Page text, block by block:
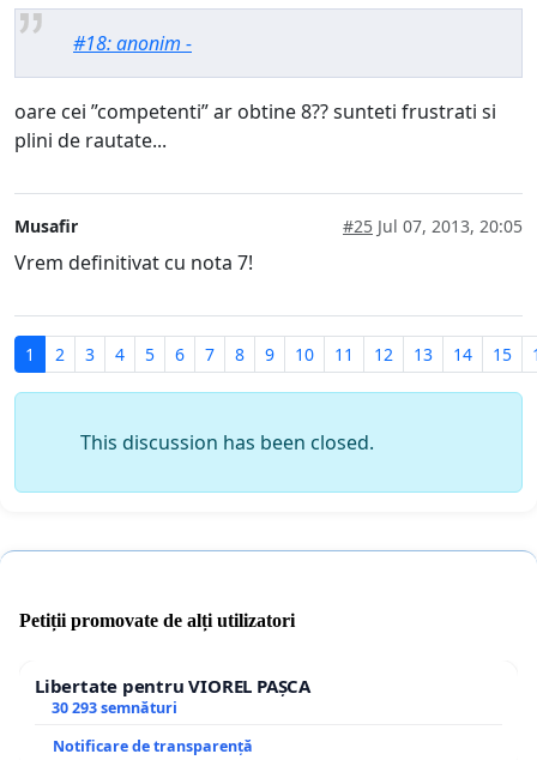
#18: anonim -
oare cei ”competenti” ar obtine 8?? sunteti frustrati si
plini de rautate...
Musafir #25 Jul 07, 2013, 20:05
Vrem definitivat cu nota 7!
1 2 3 4 5 6 7 8 9 10 11 12 13 14 15
This discussion has been closed.
Petiții promovate de alți utilizatori
Libertate pentru VIOREL PAȘCA
30 293 semnături
Notificare de transparență